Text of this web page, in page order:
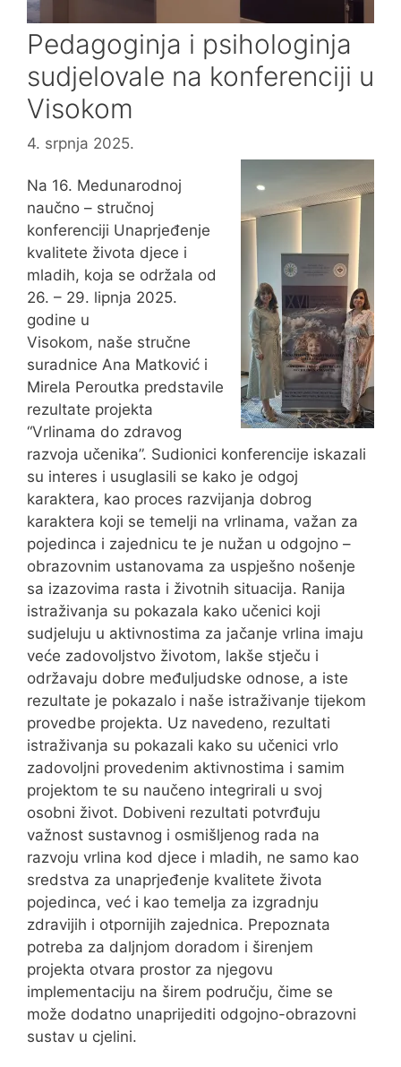
Pedagoginja i psihologinja
sudjelovale na konferenciji u
Visokom
4. srpnja 2025.
Na 16. Medunarodnoj
naučno – stručnoj
konferenciji Unaprjeđenje
kvalitete života djece i
mladih, koja se održala od
26. – 29. lipnja 2025.
godine u
Visokom, naše stručne
suradnice Ana Matković i
Mirela Peroutka predstavile
rezultate projekta
“Vrlinama do zdravog
razvoja učenika”. Sudionici konferencije iskazali
su interes i usuglasili se kako je odgoj
karaktera, kao proces razvijanja dobrog
karaktera koji se temelji na vrlinama, važan za
pojedinca i zajednicu te je nužan u odgojno –
obrazovnim ustanovama za uspješno nošenje
sa izazovima rasta i životnih situacija. Ranija
istraživanja su pokazala kako učenici koji
sudjeluju u aktivnostima za jačanje vrlina imaju
veće zadovoljstvo životom, lakše stječu i
održavaju dobre međuljudske odnose, a iste
rezultate je pokazalo i naše istraživanje tijekom
provedbe projekta. Uz navedeno, rezultati
istraživanja su pokazali kako su učenici vrlo
zadovoljni provedenim aktivnostima i samim
projektom te su naučeno integrirali u svoj
osobni život. Dobiveni rezultati potvrđuju
važnost sustavnog i osmišljenog rada na
razvoju vrlina kod djece i mladih, ne samo kao
sredstva za unaprjeđenje kvalitete života
pojedinca, već i kao temelja za izgradnju
zdravijih i otpornijih zajednica. Prepoznata
potreba za daljnjom doradom i širenjem
projekta otvara prostor za njegovu
implementaciju na širem području, čime se
može dodatno unaprijediti odgojno-obrazovni
sustav u cjelini.